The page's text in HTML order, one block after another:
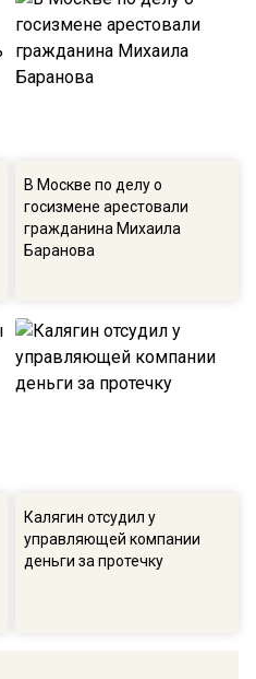
В Москве по делу о
госизмене арестовали
гражданина Михаила
Баранова
Калягин отсудил у
управляющей компании
деньги за протечку